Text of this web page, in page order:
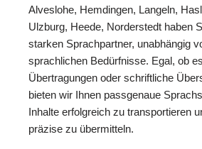
Alveslohe, Hemdingen, Langeln,
Ulzburg, Heede, Norderstedt haben
starken Sprachpartner, unabhängig
sprachlichen Bedürfnisse. Egal, ob
Übertragungen oder schriftliche
bieten wir Ihnen passgenaue
Inhalte erfolgreich zu transportieren
präzise zu übermitteln.